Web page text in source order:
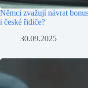
Němci zvažují návrat
i české řidiče?
30.09.2025